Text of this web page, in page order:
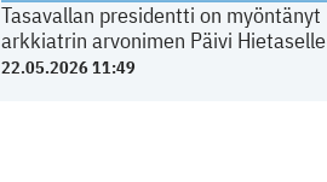
Tasavallan presidentti on myöntänyt
arkkiatrin arvonimen Päivi Hietaselle
22.05.2026 11:49